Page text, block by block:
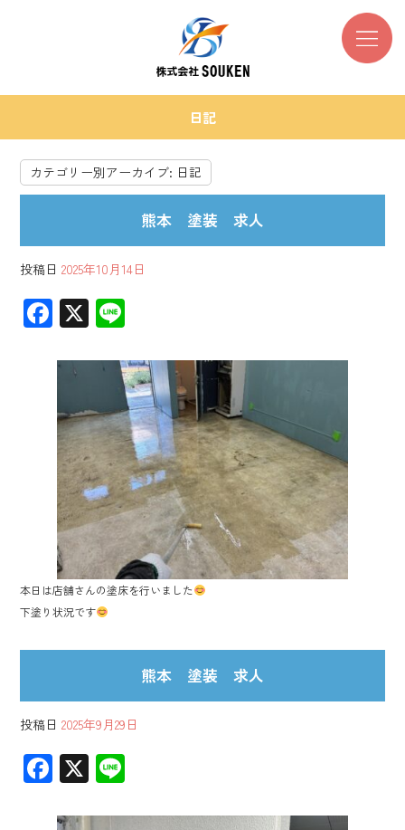
日記
カテゴリー別アーカイブ: 日記
熊本 塗装 求人
投稿日 2025年10月14日
F
e
b
o
ok
X
本日は店舗さんの塗床を行いました
下塗り状況です
熊本 塗装 求人
投稿日 2025年9月29日
F X